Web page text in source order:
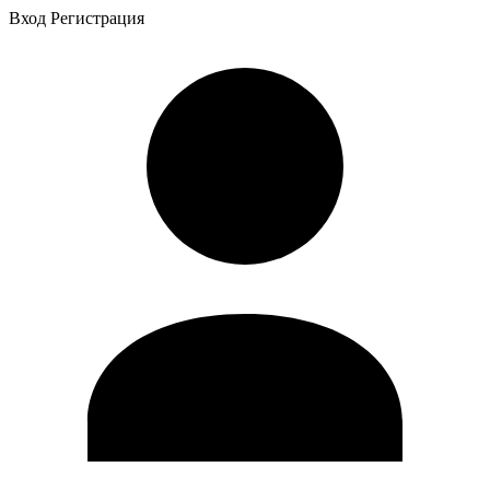
Вход Регистрация